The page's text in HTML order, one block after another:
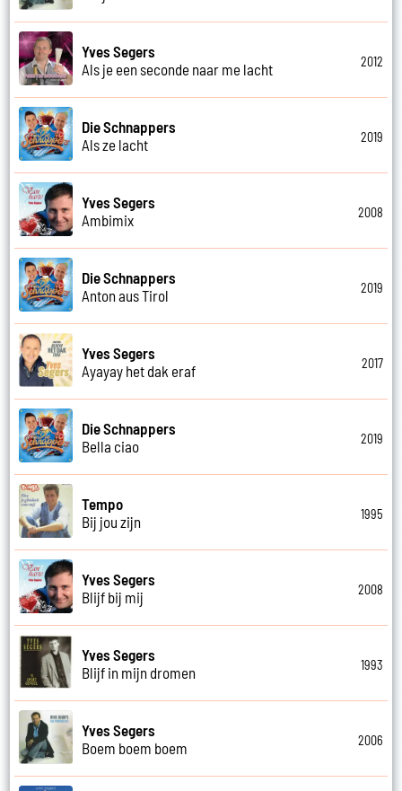
Yves Segers
Als je een seconde naar me lacht
2012
Die Schnappers
Als ze lacht
2019
Yves Segers
Ambimix
2008
Die Schnappers
Anton aus Tirol
2019
Yves Segers
Ayayay het dak eraf
2017
Die Schnappers
Bella ciao
2019
Tempo
Bij jou zijn
1995
Yves Segers
Blijf bij mij
2008
Yves Segers
Blijf in mijn dromen
1993
Yves Segers
Boem boem boem
2006